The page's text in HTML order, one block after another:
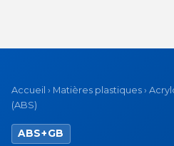
Accueil › Matières plastiques ›
(ABS)
ABS+GB